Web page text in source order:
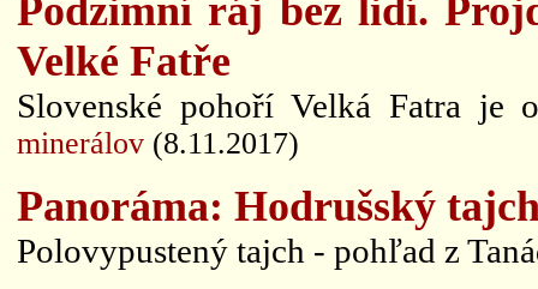
Podzimní ráj bez lidí.
Velké Fatře
Slovenské pohoří Velká Fatra je
minerálov (8.11.2017)
Panoráma: Hodrušský
Polovypustený tajch - pohľad z